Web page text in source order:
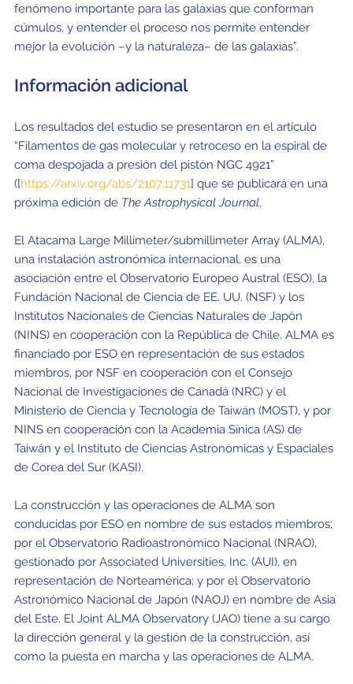
fenómeno importante para las galaxias que conforman
cúmulos, y entender el proceso nos permite entender
mejor la evolución –y la naturaleza– de las galaxias”.
Información adicional
Los resultados del estudio se presentaron en el artículo
“Filamentos de gas molecular y retroceso en la espiral de
coma despojada a presión del pistón NGC 4921”
([https://arxiv.org/abs/2107.11731] que se publicará en una
próxima edición de The Astrophysical Journal.
El Atacama Large Millimeter/submillimeter Array (ALMA),
una instalación astronómica internacional, es una
asociación entre el Observatorio Europeo Austral (ESO), la
Fundación Nacional de Ciencia de EE. UU. (NSF) y los
Institutos Nacionales de Ciencias Naturales de Japón
(NINS) en cooperación con la República de Chile. ALMA es
financiado por ESO en representación de sus estados
miembros, por NSF en cooperación con el Consejo
Nacional de Investigaciones de Canadá (NRC) y el
Ministerio de Ciencia y Tecnología de Taiwán (MOST), y por
NINS en cooperación con la Academia Sinica (AS) de
Taiwán y el Instituto de Ciencias Astronómicas y Espaciales
de Corea del Sur (KASI).
La construcción y las operaciones de ALMA son
conducidas por ESO en nombre de sus estados miembros;
por el Observatorio Radioastronómico Nacional (NRAO),
gestionado por Associated Universities, Inc. (AUI), en
representación de Norteamérica; y por el Observatorio
Astronómico Nacional de Japón (NAOJ) en nombre de Asia
del Este. El Joint ALMA Observatory (JAO) tiene a su cargo
la dirección general y la gestión de la construcción, así
como la puesta en marcha y las operaciones de ALMA.